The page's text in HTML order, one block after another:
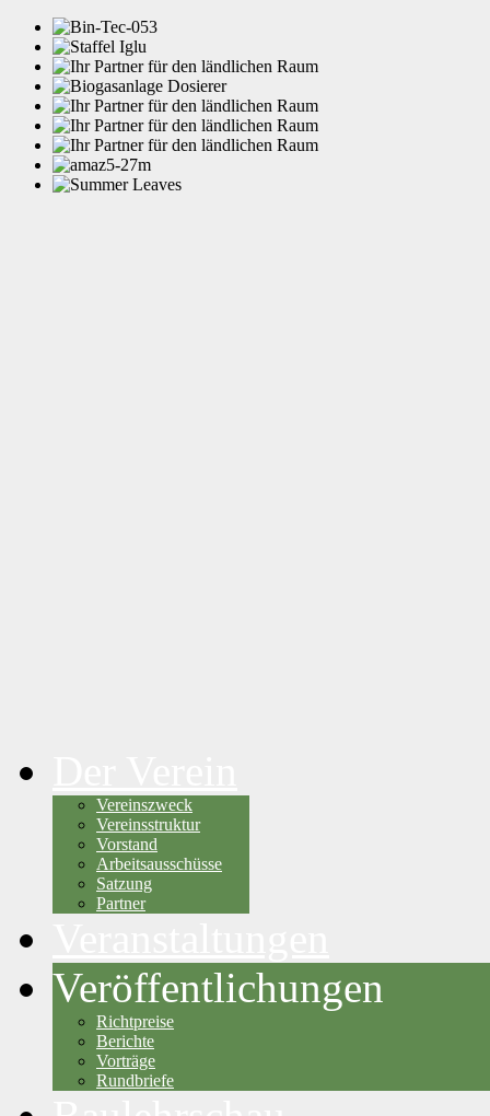
Vereinszweck
Vereinsstruktur
Vorstand
Arbeitsausschüsse
Satzung
Partner
Veröffentlichungen
Richtpreise
Berichte
Vorträge
Rundbriefe